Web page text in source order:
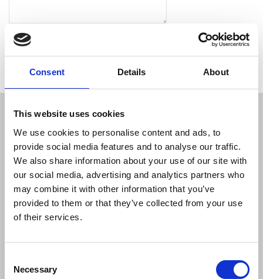
Consent Details About
This website uses cookies
We use cookies to personalise content and ads, to
provide social media features and to analyse our traffic.
We also share information about your use of our site with
our social media, advertising and analytics partners who
may combine it with other information that you’ve
provided to them or that they’ve collected from your use
of their services.
Selection
Necessary
JL Gruppen Salg/Display ApS
Østbanegade 103, 2100 københavn Ø
Tlf. 39 18 19 17
info@displayshop.dk
CVR-nr: 15 77 42 82